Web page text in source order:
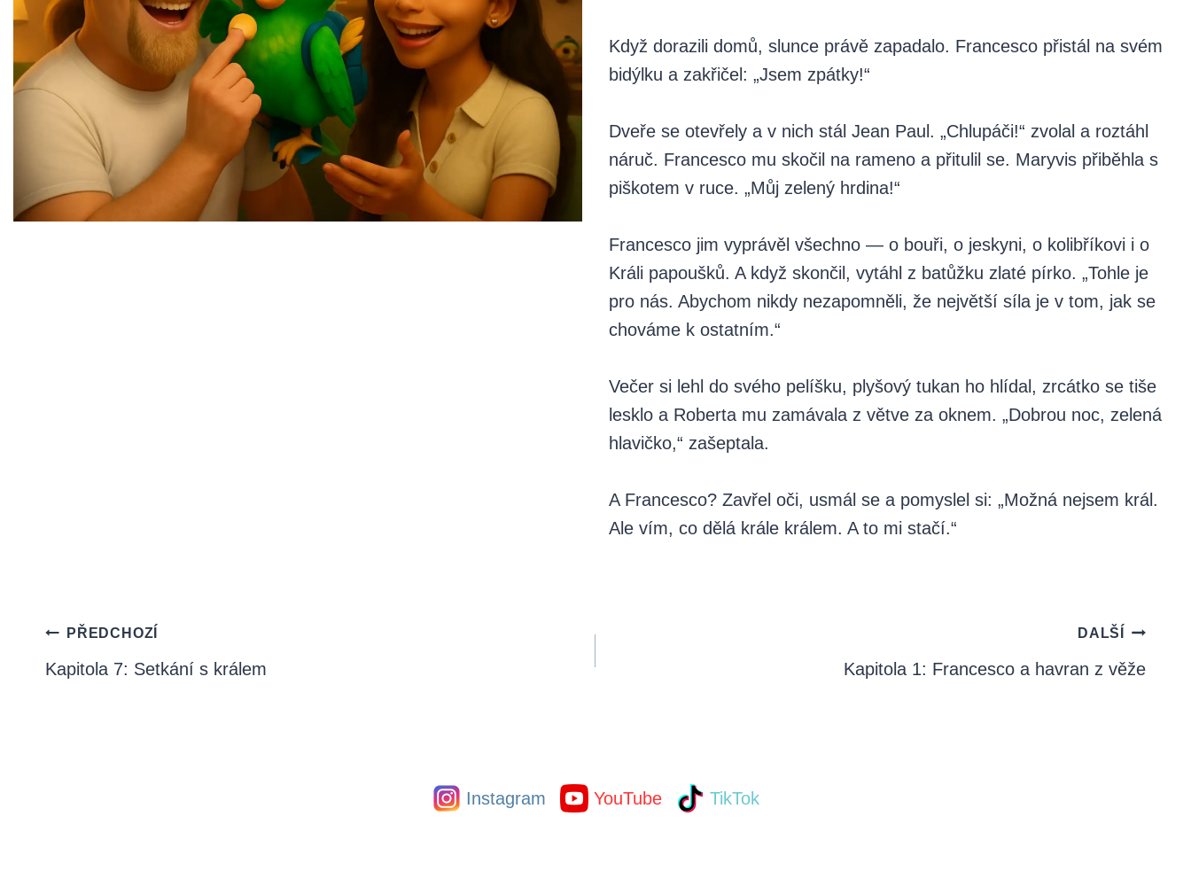
Když dorazili domů, slunce právě zapadalo. Francesco přistál na svém
bidýlku a zakřičel: „Jsem zpátky!“
Dveře se otevřely a v nich stál Jean Paul. „Chlupáči!“ zvolal a roztáhl
náruč. Francesco mu skočil na rameno a přitulil se. Maryvis přiběhla s
piškotem v ruce. „Můj zelený hrdina!“
Francesco jim vyprávěl všechno — o bouři, o jeskyni, o kolibříkovi i o
Králi papoušků. A když skončil, vytáhl z batůžku zlaté pírko. „Tohle je
pro nás. Abychom nikdy nezapomněli, že největší síla je v tom, jak se
chováme k ostatním.“
Večer si lehl do svého pelíšku, plyšový tukan ho hlídal, zrcátko se tiše
lesklo a Roberta mu zamávala z větve za oknem. „Dobrou noc, zelená
hlavičko,“ zašeptala.
A Francesco? Zavřel oči, usmál se a pomyslel si: „Možná nejsem král.
Ale vím, co dělá krále králem. A to mi stačí.“
Navigace
pro
PŘEDCHOZÍ
Kapitola 7: Setkání s králem
DALŠÍ
Kapitola 1: Francesco a havran z věže
Instagram YouTube TikTok